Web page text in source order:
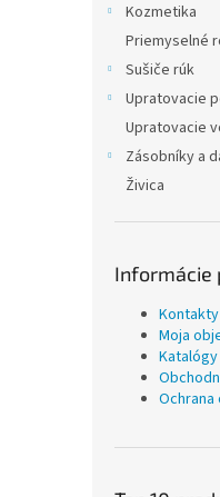
Kozmetika
Priemyselné
Sušiče rúk
Upratovacie
Upratovacie
Zásobníky a
Živica
Informácie
Kontakty
Moja